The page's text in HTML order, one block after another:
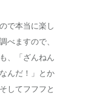
で本当に楽し
べますので、
、「ざんねん
んだ！」とか
してフフフと